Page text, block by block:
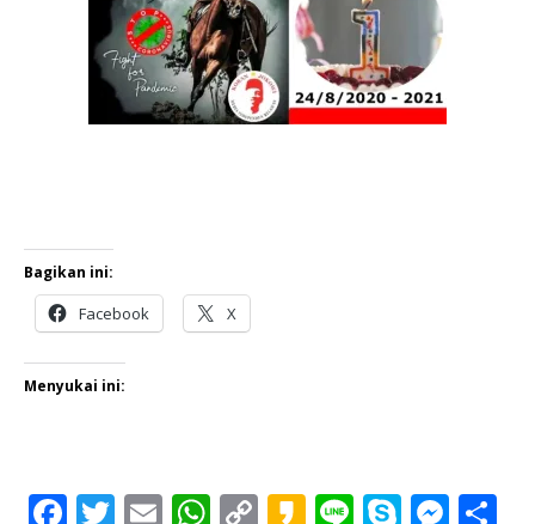
Bagikan ini:
Facebook X
Menyukai ini:
F T E W C K Li S M